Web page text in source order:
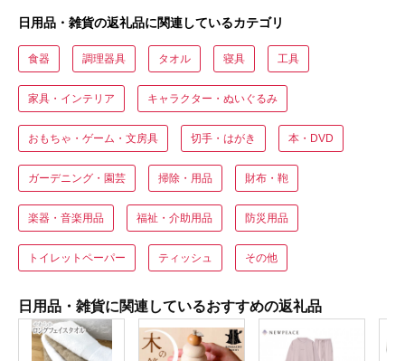
日用品・雑貨の返礼品に関連しているカテゴリ
食器 調理器具 タオル 寝具 工具
家具・インテリア キャラクター・ぬいぐるみ
おもちゃ・ゲーム・文房具 切手・はがき 本・DVD
ガーデニング・園芸 掃除・用品 財布・鞄
楽器・音楽用品 福祉・介助用品 防災用品
トイレットペーパー ティッシュ その他
日用品・雑貨に関連しているおすすめの返礼品